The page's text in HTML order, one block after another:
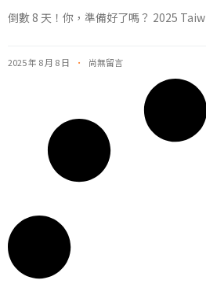
倒數 8 天！你，準備好了嗎？ 2025 Taiw
2025 年 8 月 8 日 尚無留言